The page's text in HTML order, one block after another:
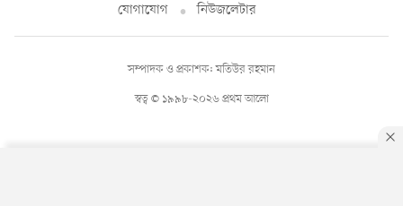
যোগাযোগ
নিউজলেটার
স্বত্ব © ১৯৯৮-২০২৬ প্রথম আলো
সম্পাদক ও প্রকাশক: মতিউর রহমান